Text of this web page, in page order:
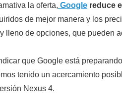
la oferta, Google reduce
de mejor manera y los
lleno de opciones, que pueden
que Google está
tenido un acercamiento
Nexus 4.